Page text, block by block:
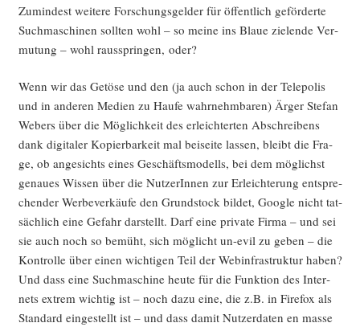
Zumin­dest wei­te­re For­schungs­gel­der für öffent­lich geför­der­te
Such­ma­schi­nen soll­ten wohl – so mei­ne ins Blaue zie­len­de Ver­
mu­tung – wohl raus­sprin­gen, oder?
Wenn wir das Getö­se und den (ja auch schon in der Tele­po­lis
und in ande­ren Medi­en zu Hau­fe wahr­nehm­ba­ren) Ärger Ste­fan
Webers über die Mög­lich­keit des erleich­ter­ten Abschrei­bens
dank digi­ta­ler Kopier­bar­keit mal bei­sei­te las­sen, bleibt die Fra­
ge, ob ange­sichts eines Geschäfts­mo­dells, bei dem mög­lichst
genau­es Wis­sen über die Nut­ze­rIn­nen zur Erleich­te­rung ent­spre­
chen­der Wer­be­ver­käu­fe den Grund­stock bil­det, Goog­le nicht tat­
säch­lich eine Gefahr dar­stellt. Darf eine pri­va­te Fir­ma – und sei
sie auch noch so bemüht, sich mög­licht un-evil zu geben – die
Kon­trol­le über einen wich­ti­gen Teil der Web­in­fra­struk­tur haben?
Und dass eine Such­ma­schi­ne heu­te für die Funk­ti­on des Inter­
nets extrem wich­tig ist – noch dazu eine, die z.B. in Fire­fox als
Stan­dard ein­ge­stellt ist – und dass damit Nut­zer­da­ten en mas­se